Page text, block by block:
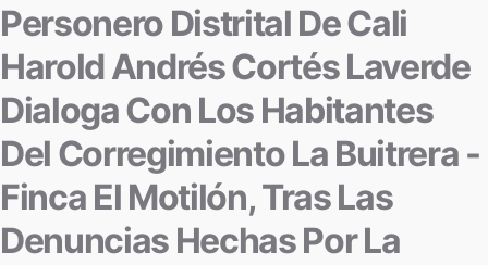
Personero Distrital De Cali
Harold Andrés Cortés Laverde
Dialoga Con Los Habitantes
Del Corregimiento La Buitrera -
Finca El Motilón, Tras Las
Denuncias Hechas Por La